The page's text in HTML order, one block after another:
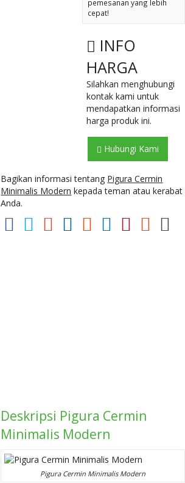
pemesanan yang lebih
cepat!
INFO
HARGA
Silahkan menghubungi
kontak kami untuk
mendapatkan informasi
harga produk ini.
Hubungi Kami
Bagikan informasi tentang Pigura Cermin
Minimalis Modern kepada teman atau kerabat
Anda.
Deskripsi Pigura Cermin
Minimalis Modern
Pigura Cermin Minimalis Modern